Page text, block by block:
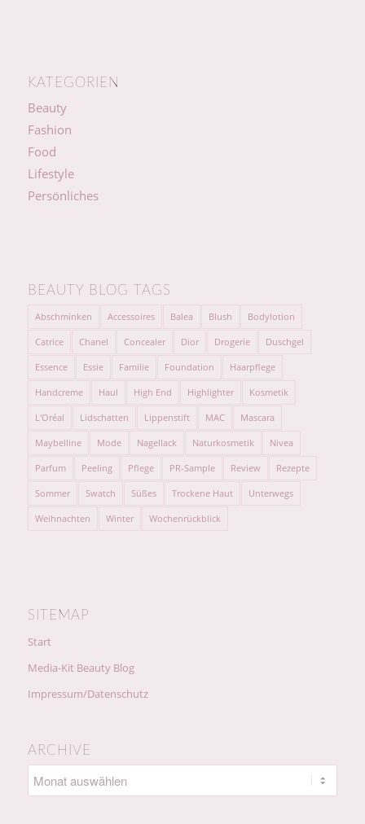
KATEGORIEN
Beauty
Fashion
Food
Lifestyle
Persönliches
BEAUTY BLOG TAGS
Abschminken Accessoires Balea Blush Bodylotion
Catrice Chanel Concealer Dior Drogerie Duschgel
Essence Essie Familie Foundation Haarpflege
Handcreme Haul High End Highlighter Kosmetik
L'Oréal Lidschatten Lippenstift MAC Mascara
Maybelline Mode Nagellack Naturkosmetik Nivea
Parfum Peeling Pflege PR-Sample Review Rezepte
Sommer Swatch Süßes Trockene Haut Unterwegs
Weihnachten Winter Wochenrückblick
SITEMAP
Start
Media-Kit Beauty Blog
Impressum/Datenschutz
ARCHIVE